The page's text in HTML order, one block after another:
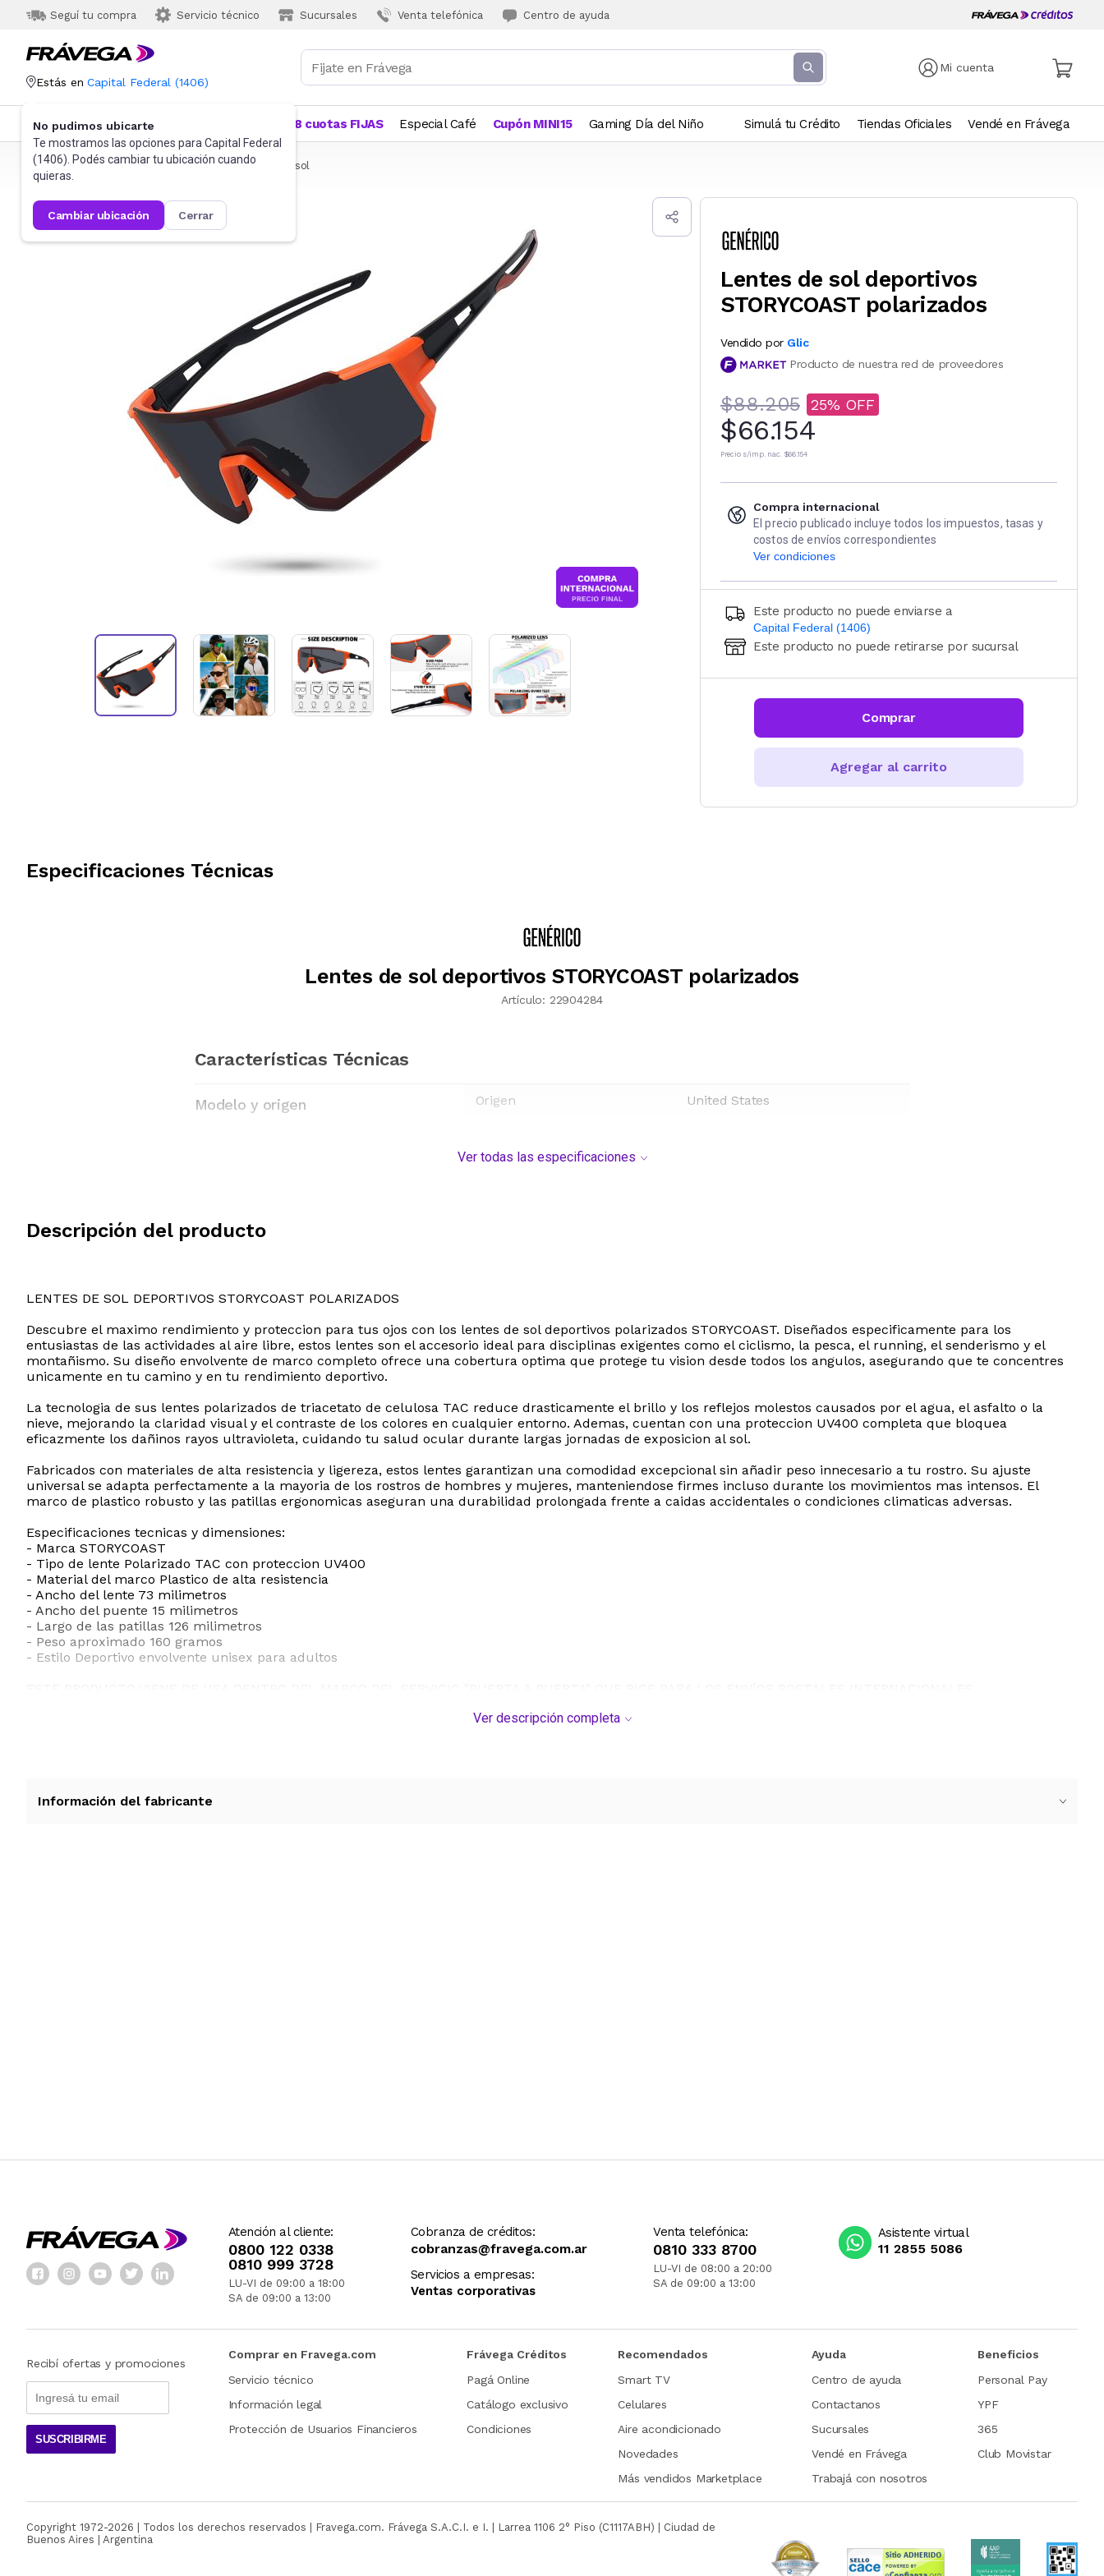
Seguí tu compra Servicio técnico Sucursales Venta telefónica Centro de ayuda
Mi cuenta
Estás en Capital Federal (1406)
No pudimos ubicarte
Te mostramos las opciones para Capital Federal
(1406). Podés cambiar tu ubicación cuando
quieras.
cambiar ubicación cerrar
Categorías Más Vendidos 18 cuotas FIJAS Especial Café Cupón MINI15 Gaming Día del Niño Simulá tu Crédito Tiendas Oficiales Vendé en Frávega
Frávega Indumentaria Accesorios Anteojos de sol
Lentes de sol deportivos
STORYCOAST polarizados
Vendido por Glic
Producto de nuestra red de proveedores
$88.205 25
$66.154
Precio s/imp. nac. $66.154
Compra internacional
El precio publicado incluye todos los impuestos, tasas y
costos de envíos correspondientes
Ver condiciones
Este producto no puede enviarse a
Capital Federal (1406)
Ingresá código postal (sólo números)
CALCULAR
Este producto no puede retirarse por sucursal
Comprar
Agregar al carrito
Especificaciones Técnicas
Lentes de sol deportivos STORYCOAST polarizados
Artículo: 22904284
Características Técnicas
Modelo y origen Origen United States
Ver todas las especificaciones
Descripción del producto
LENTES DE SOL DEPORTIVOS STORYCOAST POLARIZADOS
Descubre el maximo rendimiento y proteccion para tus ojos con los lentes de sol deportivos polarizados STORYCOAST. Diseñados especificamente para los
entusiastas de las actividades al aire libre, estos lentes son el accesorio ideal para disciplinas exigentes como el ciclismo, la pesca, el running, el senderismo y el
montañismo. Su diseño envolvente de marco completo ofrece una cobertura optima que protege tu vision desde todos los angulos, asegurando que te concentres
unicamente en tu camino y en tu rendimiento deportivo.
La tecnologia de sus lentes polarizados de triacetato de celulosa TAC reduce drasticamente el brillo y los reflejos molestos causados por el agua, el asfalto o la
nieve, mejorando la claridad visual y el contraste de los colores en cualquier entorno. Ademas, cuentan con una proteccion UV400 completa que bloquea
eficazmente los dañinos rayos ultravioleta, cuidando tu salud ocular durante largas jornadas de exposicion al sol.
Fabricados con materiales de alta resistencia y ligereza, estos lentes garantizan una comodidad excepcional sin añadir peso innecesario a tu rostro. Su ajuste
universal se adapta perfectamente a la mayoria de los rostros de hombres y mujeres, manteniendose firmes incluso durante los movimientos mas intensos. El
marco de plastico robusto y las patillas ergonomicas aseguran una durabilidad prolongada frente a caidas accidentales o condiciones climaticas adversas.
Especificaciones tecnicas y dimensiones:
- Marca STORYCOAST
- Tipo de lente Polarizado TAC con proteccion UV400
- Material del marco Plastico de alta resistencia
- Ancho del lente 73 milimetros
- Ancho del puente 15 milimetros
- Largo de las patillas 126 milimetros
- Peso aproximado 160 gramos
- Estilo Deportivo envolvente unisex para adultos
RECIBIRA EL PRODUCTO ENTRE 10 Y 12 DIAS DESPUES DE SU COMPRA.Ver descripción completa
Información del fabricante
Atención al cliente:
0800 122 0338
0810 999 3728
LU-VI de 09:00 a 18:00
SA de 09:00 a 13:00
Cobranza de créditos:
cobranzas@fravega.com.ar
Servicios a empresas:
Ventas corporativas
Venta telefónica:
0810 333 8700
LU-VI de 08:00 a 20:00
SA de 09:00 a 13:00
Asistente virtual
11 2855 5086
Recibí ofertas y promociones
SUSCRIBIRME
Comprar en Fravega.com
Servicio técnico
Información legal
Protección de Usuarios Financieros
Frávega Créditos
Pagá Online
Catálogo exclusivo
Condiciones
Recomendados
Smart TV
Celulares
Aire acondicionado
Novedades
Más vendidos Marketplace
Ayuda
Centro de ayuda
Contactanos
Sucursales
Vendé en Frávega
Trabajá con nosotros
Beneficios
Personal Pay
YPF
365
Club Movistar
Copyright 1972-2026 | Todos los derechos reservados | Fravega.com. Frávega S.A.C.I. e I. | Larrea 1106 2° Piso (C1117ABH) | Ciudad de
Buenos Aires | Argentina